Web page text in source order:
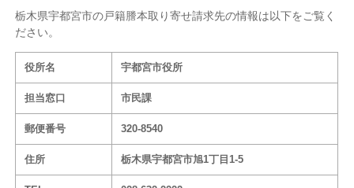
栃木県宇都宮市の戸籍謄本取り寄せ請求先の情報は以下をご覧く
ださい。
役所名 宇都宮市役所
担当窓口 市民課
郵便番号 320-8540
住所 栃木県宇都宮市旭1丁目1-5